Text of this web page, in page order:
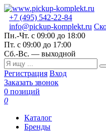
+7 (495) 542-22-84
info@pickup-komplekt.ru
Пн.-Чт. с 09:00 до 18:00
Пт. с 09:00 до 17:00
Сб.-Вс. — выходной
Регистрация Вход
Заказать звонок
0 позиций
0
Каталог
Бренды